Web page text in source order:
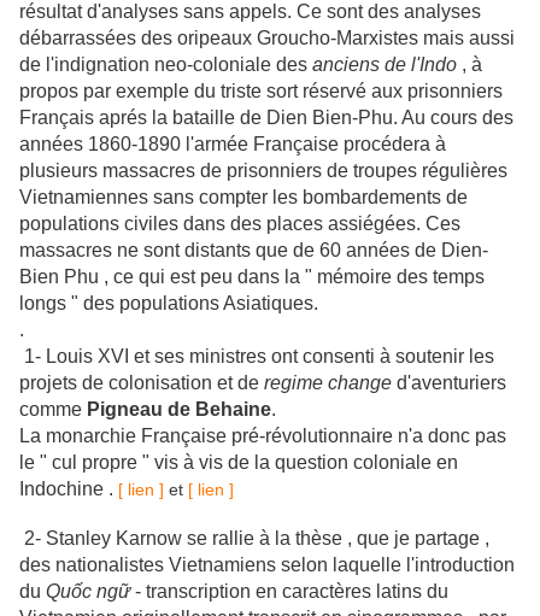
résultat d'analyses sans appels. Ce sont des analyses
débarrassées des oripeaux Groucho-Marxistes mais aussi
de l'indignation neo-coloniale des anciens de l'Indo , à
propos par exemple du triste sort réservé aux prisonniers
Français aprés la bataille de Dien Bien-Phu. Au cours des
années 1860-1890 l'armée Française procédera à
plusieurs massacres de prisonniers de troupes régulières
Vietnamiennes sans compter les bombardements de
populations civiles dans des places assiégées. Ces
massacres ne sont distants que de 60 années de Dien-
Bien Phu , ce qui est peu dans la " mémoire des temps
longs " des populations Asiatiques.
.
1- Louis XVI et ses ministres ont consenti à soutenir les
projets de colonisation et de regime change d'aventuriers
comme Pigneau de Behaine.
La monarchie Française pré-révolutionnaire n'a donc pas
le " cul propre " vis à vis de la question coloniale en
Indochine . [ lien ] et [ lien ]
2- Stanley Karnow se rallie à la thèse , que je partage ,
des nationalistes Vietnamiens selon laquelle l'introduction
du Quốc ngữ- transcription en caractères latins du